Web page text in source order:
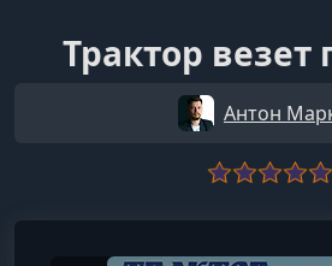
Трактор везет
Антон